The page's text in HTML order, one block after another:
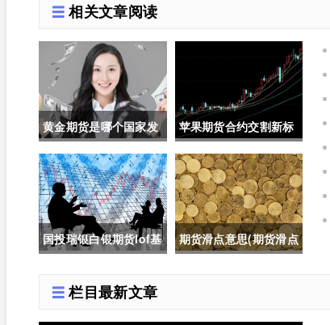
相关文章阅读
黄金期货是哪个国家发
行的呢(黄金期货是属于
国内盘吗)
苹果期货合约交割新标
准对价格的影响(苹果期
货合约交割新标准对价
格的影响有哪些)
国投瑞银白银期货lof基
银期货lof基金实时行情
期货滑点意思(期货滑点
栏目最新文章